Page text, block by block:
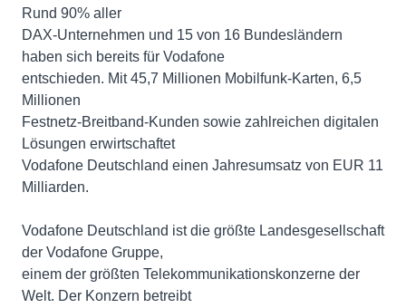
Rund 90% aller
DAX-Unternehmen und 15 von 16 Bundesländern
haben sich bereits für Vodafone
entschieden. Mit 45,7 Millionen Mobilfunk-Karten, 6,5
Millionen
Festnetz-Breitband-Kunden sowie zahlreichen digitalen
Lösungen erwirtschaftet
Vodafone Deutschland einen Jahresumsatz von EUR 11
Milliarden.
Vodafone Deutschland ist die größte Landesgesellschaft
der Vodafone Gruppe,
einem der größten Telekommunikationskonzerne der
Welt. Der Konzern betreibt